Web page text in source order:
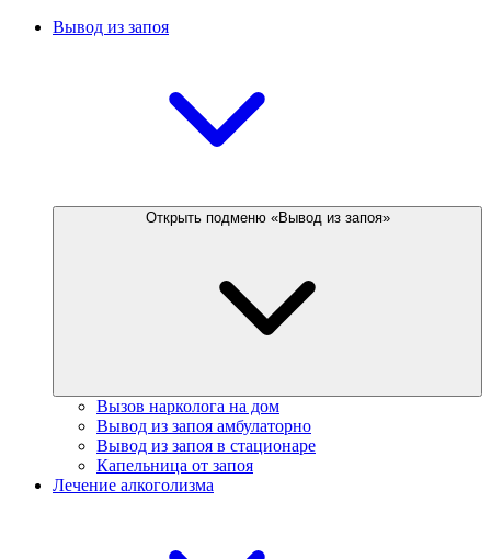
Вывод из запоя
Открыть подменю «Вывод из запоя»
Вызов нарколога на дом
Вывод из запоя амбулаторно
Вывод из запоя в стационаре
Капельница от запоя
Лечение алкоголизма